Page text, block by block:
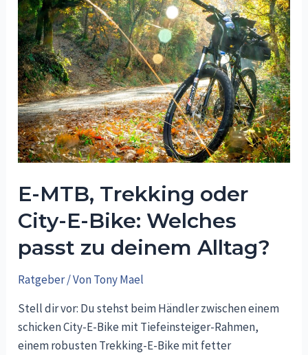
Warum
regelmäßige
Pflege
über
Sicherheit
und
Werterhalt
entscheidet
E-MTB, Trekking oder
City-E-Bike: Welches
passt zu deinem Alltag?
Ratgeber/ VonTony Mael
Stell dir vor: Du stehst beim Händler zwischen einem
schicken City-E-Bike mit Tiefeinsteiger-Rahmen,
einem robusten Trekking-E-Bike mit fetter